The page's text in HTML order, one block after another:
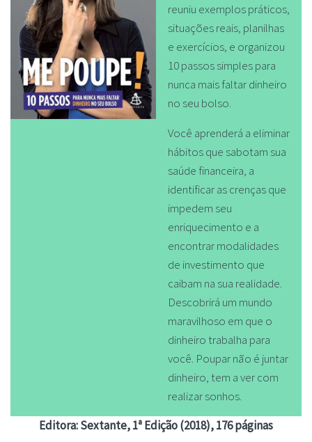
reuniu exemplos práticos,
situações reais, planilhas
e exercícios, e organizou
10 passos simples para
nunca mais faltar dinheiro
no seu bolso.
Você aprenderá a eliminar
hábitos que sabotam sua
saúde financeira, a
identificar as crenças que
impedem seu
enriquecimento e a
encontrar modalidades
de investimento que
caibam na sua realidade.
Descobrirá um mundo
maravilhoso em que o
dinheiro trabalha para
você. Poupar não é juntar
dinheiro, tem a ver com
realizar sonhos.
Editora: Sextante, 1ª Edição (2018), 176 páginas